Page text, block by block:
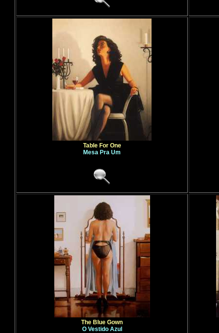
Table For One
Mesa Pra Um
The Blue Gown
O Vestido Azul